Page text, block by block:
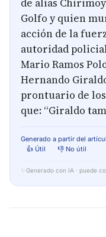
de alias
Golfo y quien
acción de la
autoridad
Mario Ramos
Hernando
prontuario de
que: “Giraldo
Generado a partir del
👍 Útil
👎 No útil
✨ Generado con IA · puede